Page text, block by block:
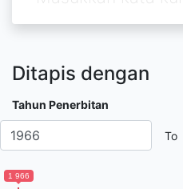
Ditapis dengan
Tahun Penerbitan
To
1 966